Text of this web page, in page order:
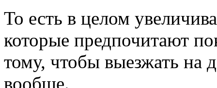
То есть в целом
которые предпочитают
тому, чтобы выезжать на
вообще.